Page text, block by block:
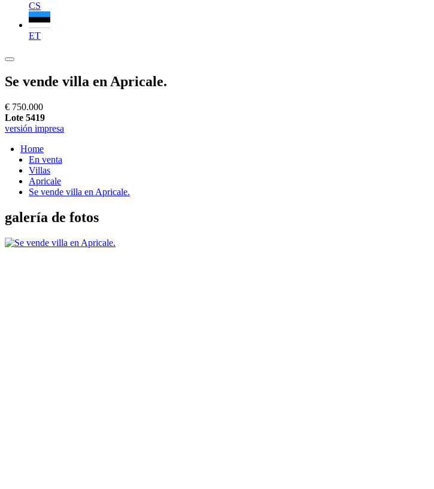
CS
ET
Se vende villa en Apricale.
€ 750.000
Lote 5419
versión impresa
Home
En venta
Villas
Apricale
Se vende villa en Apricale.
galería de fotos